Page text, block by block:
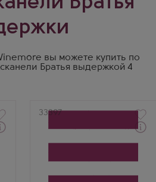
вы можете купить по
Братья выдержкой 4
Артикул
33397
Производитель